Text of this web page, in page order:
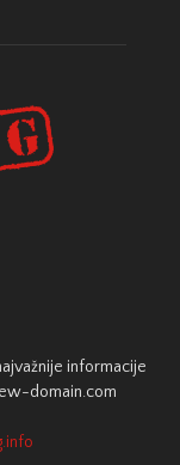
informacije
domain.com